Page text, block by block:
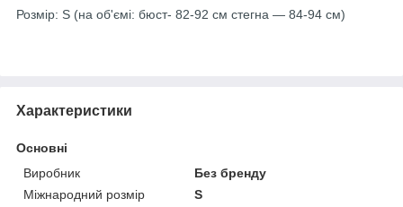
Розмір: S (на об'ємі: бюст- 82-92 см стегна — 84-94 см)
Характеристики
Основні
Виробник
Без бренду
Міжнародний розмір
S